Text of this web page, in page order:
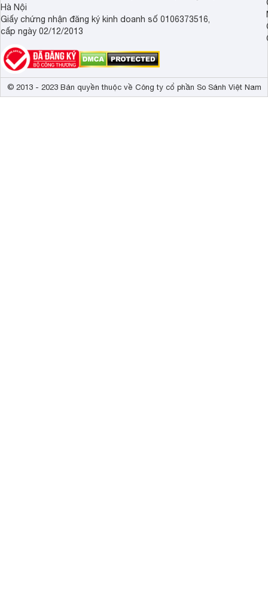
Hà Nội
Giấy chứng nhận đăng ký kinh doanh số 0106373516,
cấp ngày 02/12/2013
© 2013 - 2023 Bản quyền thuộc về Công ty cổ phần So Sánh Việt Nam